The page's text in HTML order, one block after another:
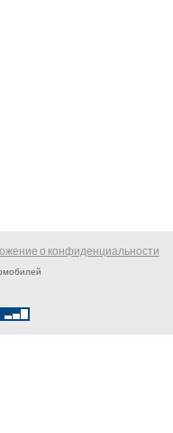
о конфиденциальности